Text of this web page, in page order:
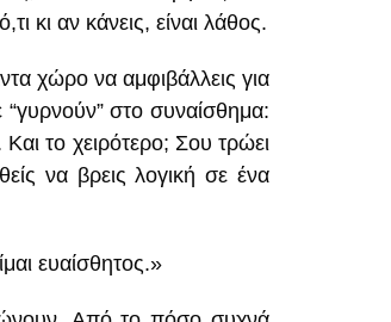
κι αν κάνεις, είναι λάθος.
χώρο να αμφιβάλλεις για
στο συναίσθημα:
το χειρότερο; Σου τρώει
να βρεις λογική σε ένα
ευαίσθητος.»